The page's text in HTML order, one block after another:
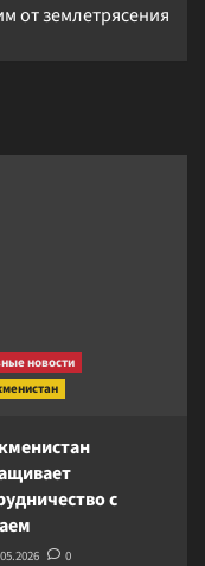
от землетрясения
новости
с
0